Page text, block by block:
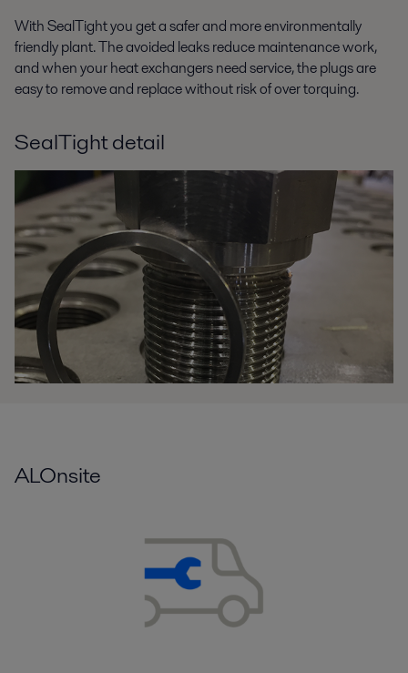
With SealTight you get a safer and more environmentally
friendly plant. The avoided leaks reduce maintenance work,
and when your heat exchangers need service, the plugs are
easy to remove and replace without risk of over torquing.
SealTight detail
ALOnsite